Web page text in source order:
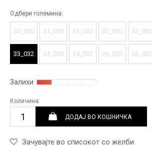
Одбери големина:
30_030 31_030 31_032 32_030 32_032
33_032 34_030 34_032 36_030 36_032
Залихи
Количина:
ДОДАЈ ВО КОШНИЧКА
Зачувајте во списокот со желби